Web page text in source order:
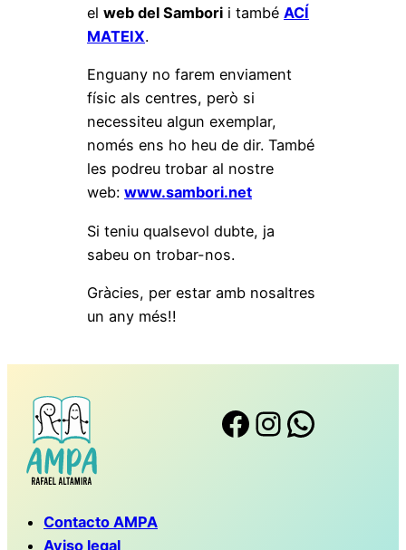
el web del Sambori i també ACÍ
MATEIX.
Enguany no farem enviament
físic als centres, però si
necessiteu algun exemplar,
només ens ho heu de dir. També
les podreu trobar al nostre
web: www.sambori.net
Si teniu qualsevol dubte, ja
sabeu on trobar-nos.
Gràcies, per estar amb nosaltres
un any més!!
Facebook Instagram WhatsApp
Contacto AMPA
Aviso legal